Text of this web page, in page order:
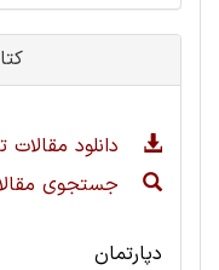
دانلود
جستجوی
دپارتمان